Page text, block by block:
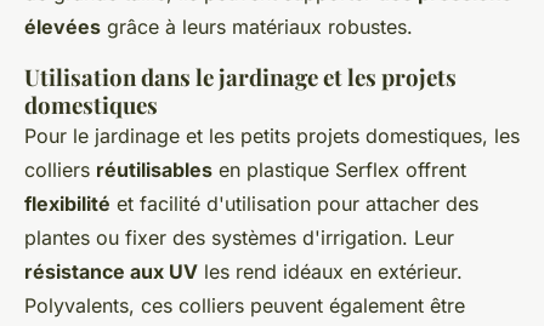
élevées grâce à leurs matériaux robustes.
Utilisation dans le jardinage et les projets
domestiques
Pour le jardinage et les petits projets domestiques, les
colliers réutilisables en plastique Serflex offrent
flexibilité et facilité d'utilisation pour attacher des
plantes ou fixer des systèmes d'irrigation. Leur
résistance aux UV les rend idéaux en extérieur.
Polyvalents, ces colliers peuvent également être